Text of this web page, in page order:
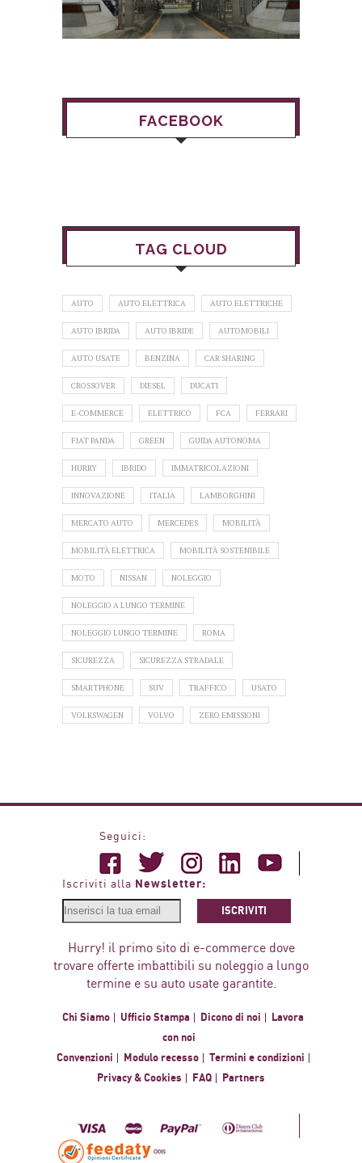
FACEBOOK
TAG CLOUD
AUTO AUTO ELETTRICA AUTO ELETTRICHE
AUTO IBRIDA AUTO IBRIDE AUTOMOBILI
AUTO USATE BENZINA CAR SHARING
CROSSOVER DIESEL DUCATI
E-COMMERCE ELETTRICO FCA FERRARI
FIAT PANDA GREEN GUIDA AUTONOMA
HURRY IBRIDO IMMATRICOLAZIONI
INNOVAZIONE ITALIA LAMBORGHINI
MERCATO AUTO MERCEDES MOBILITÀ
MOBILITÀ ELETTRICA MOBILITÀ SOSTENIBILE
MOTO NISSAN NOLEGGIO
NOLEGGIO A LUNGO TERMINE
NOLEGGIO LUNGO TERMINE ROMA
SICUREZZA SICUREZZA STRADALE
SMARTPHONE SUV TRAFFICO USATO
VOLKSWAGEN VOLVO ZERO EMISSIONI
Seguici:
Iscriviti alla Newsletter:
ISCRIVITI
Hurry! il primo sito di e-commerce dove
trovare offerte imbattibili su noleggio a lungo
termine e su auto usate garantite.
Chi Siamo Ufficio Stampa Dicono di noi
Lavora
con noi
Convenzioni
Modulo recesso
Termini e condizioni
Privacy & Cookies
FAQ Partners